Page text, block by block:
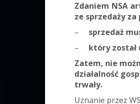
Zdaniem NSA
ze sprzedaży
– sprzedaż
– który został
Zatem, nie
działalność
trwały.
Uznanie przez